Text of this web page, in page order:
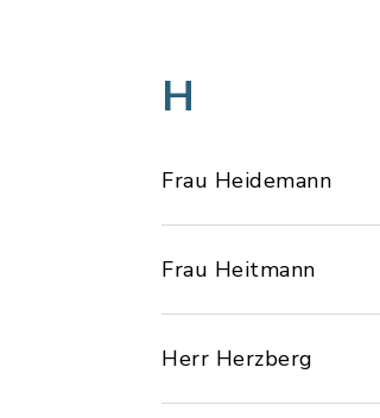
H
Frau Heidemann
Frau Heitmann
Herr Herzberg